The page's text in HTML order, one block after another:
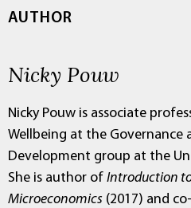
AUTHOR
Nicky Pouw
Nicky Pouw is associate
Wellbeing at the Governance
Development group at the
She is author of Introduction
Microeconomics (2017) and